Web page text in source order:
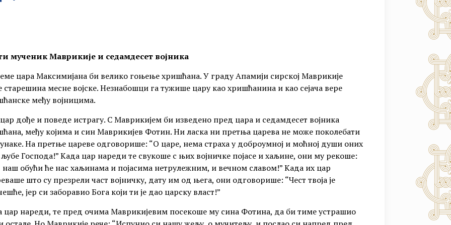
мученик Маврикије и седамдесет војника
цара Максимијана би велико гоњење хришћана. У граду Апамији сирској Маврикије
старешина месне војске. Незнабошци га тужише цару као хришћанина и као сејача вере
међу војницима.
дође и поведе истрагу. С Маврикијем би изведено пред цара и седамдесет војника
међу којима и син Маврикијев Фотин. Ни ласка ни претња царева не може поколебати
На претње цареве одговорише: “О царе, нема страха у доброумној и моћној души оних
љубе Господа!” Када цар нареди те свукоше с њих војничке појасе и хаљине, они му рекоше:
наш обући ће нас хаљинама и појасима нетрулежним, и вечном славом!” Када их цар
што су презрели част војничку, дату им од њега, они одговорише: “Чест твоја је
јер си заборавио Бога који ти је дао царску власт!”
цар нареди, те пред очима Маврикијевим посекоше му сина Фотина, да би тиме устрашио